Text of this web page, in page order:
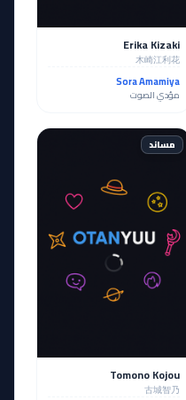
Erika Kizaki
木崎江利花
Sora Amamiya
مؤدي الصوت
مساند
Tomono Kojou
古城智乃